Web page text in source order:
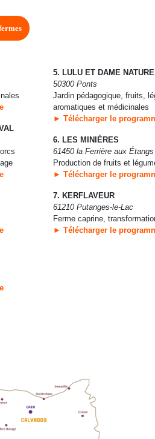
5. LULU ET DAME NATURE
50300 Ponts
Jardin pédagogique, fruits,
aromatiques et médicinales
► Télécharger le
6. LES MINIÈRES
61450 la Ferrière aux Étangs
Production de fruits et
► Télécharger le
7. KERFLAVEUR
61210 Putanges-le-Lac
Ferme caprine,
► Télécharger le